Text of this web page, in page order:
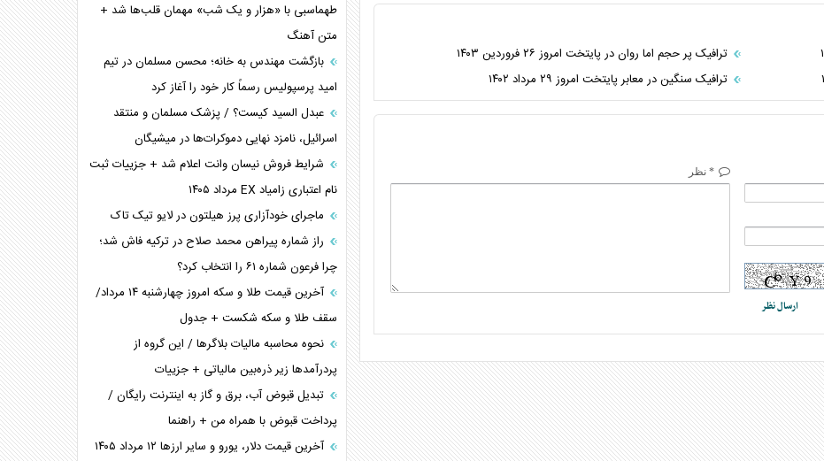
ترافیک پر حجم اما روان در پایتخت امروز ۲۶ فروردین ۱۴۰۳
ترافیک سنگین در معابر پایتخت امروز ۲۹ مرداد ۱۴۰۲
* نظر
اعتراف غرب به قدرت ایران در تثبیت معادلات
خطای راهبردی ترامپ مقابل برزیل
متن و حاشیه سفر نتانیاهو به آمریکا
طهماسبی با «هزار و یک شب» مهمان قلب‌ها شد +
متن آهنگ
بازگشت مهندس به خانه؛ محسن مسلمان در تیم
امید پرسپولیس رسماً کار خود را آغاز کرد
عبدل السید کیست؟ / پزشک مسلمان و منتقد
اسرائیل، نامزد نهایی دموکرات‌ها در میشیگان
شرایط فروش نیسان وانت اعلام شد + جزییات ثبت
نام اعتباری زامیاد EX مرداد ۱۴۰۵
ماجرای خودآزاری پرز هیلتون در لایو تیک تاک
راز شماره پیراهن محمد صلاح در ترکیه فاش شد؛
چرا فرعون شماره ۶۱ را انتخاب کرد؟
آخرین قیمت طلا و سکه امروز چهارشنبه ۱۴ مرداد/
سقف طلا و سکه شکست + جدول
نحوه محاسبه مالیات بلاگر‌ها / این گروه از
پردرآمد‌ها زیر ذره‌بین مالیاتی + جزییات
تبدیل قبوض آب، برق و گاز به اینترنت رایگان /
پرداخت قبوض با همراه من + راهنما
آخرین قیمت دلار، یورو و سایر ارز‌ها ۱۲ مرداد ۱۴۰۵